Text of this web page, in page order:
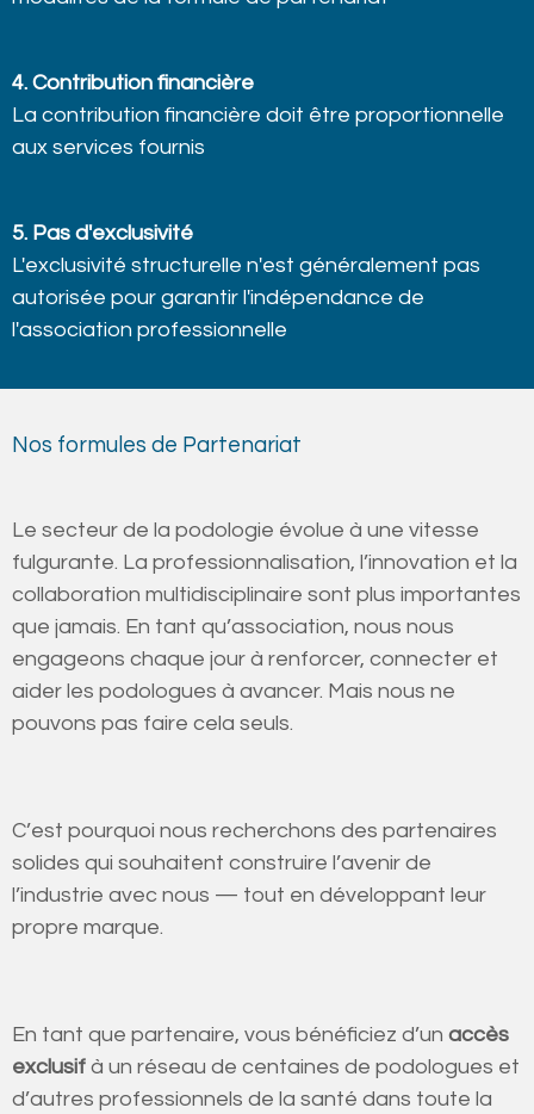
4. Contribution financière
La contribution financière doit être proportionnelle
aux services fournis
5. Pas d'exclusivité
L'exclusivité structurelle n'est généralement pas
autorisée pour garantir l'indépendance de
l'association professionnelle
Nos formules de Partenariat
Le secteur de la podologie évolue à une vitesse
fulgurante. La professionnalisation, l’innovation et la
collaboration multidisciplinaire sont plus importantes
que jamais. En tant qu’association, nous nous
engageons chaque jour à renforcer, connecter et
aider les podologues à avancer. Mais nous ne
pouvons pas faire cela seuls.
C’est pourquoi nous recherchons des partenaires
solides qui souhaitent construire l’avenir de
l’industrie avec nous — tout en développant leur
propre marque.
En tant que partenaire, vous bénéficiez d’un accès
exclusif à un réseau de centaines de podologues et
d’autres professionnels de la santé dans toute la